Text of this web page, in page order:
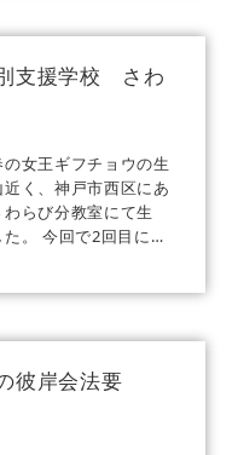
支援学校 さわ
女王ギフチョウの生
く、神戸市西区にあ
らび分教室にて生
。 今回で2回目にな
岸会法要